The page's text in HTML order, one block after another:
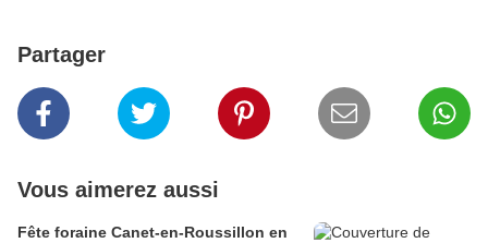
Partager
Vous aimerez aussi
Fête foraine Canet-en-Roussillon en